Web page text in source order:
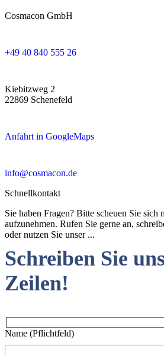
Cosmacon GmbH
+49 40 840 555 26
Kiebitzweg 2
22869 Schenefeld
Anfahrt in GoogleMaps
info@cosmacon.de
Schnellkontakt
Sie haben Fragen? Bitte scheuen Sie
aufzunehmen. Rufen Sie gerne an,
oder nutzen Sie unser ...
Schreiben Sie
Zeilen!
Name (Pflichtfeld)